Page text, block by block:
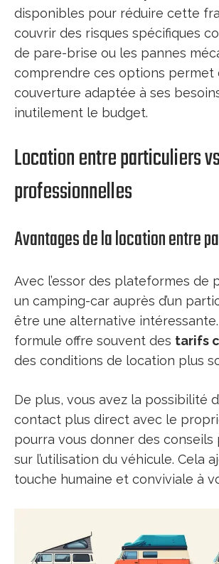
disponibles pour réduire cette
couvrir des risques spécifiques
de pare-brise ou les pannes
comprendre ces options permet
couverture adaptée à ses
inutilement le budget.
Location entre particuliers
professionnelles
Avantages de la location entre
Avec l’essor des plateformes de
un camping-car auprès d’un
être une alternative
formule offre souvent des tarifs
des conditions de location plus
De plus, vous avez la possibilité
contact plus direct avec le
pourra vous donner des conseils
sur l’utilisation du véhicule. Cela
touche humaine et conviviale à